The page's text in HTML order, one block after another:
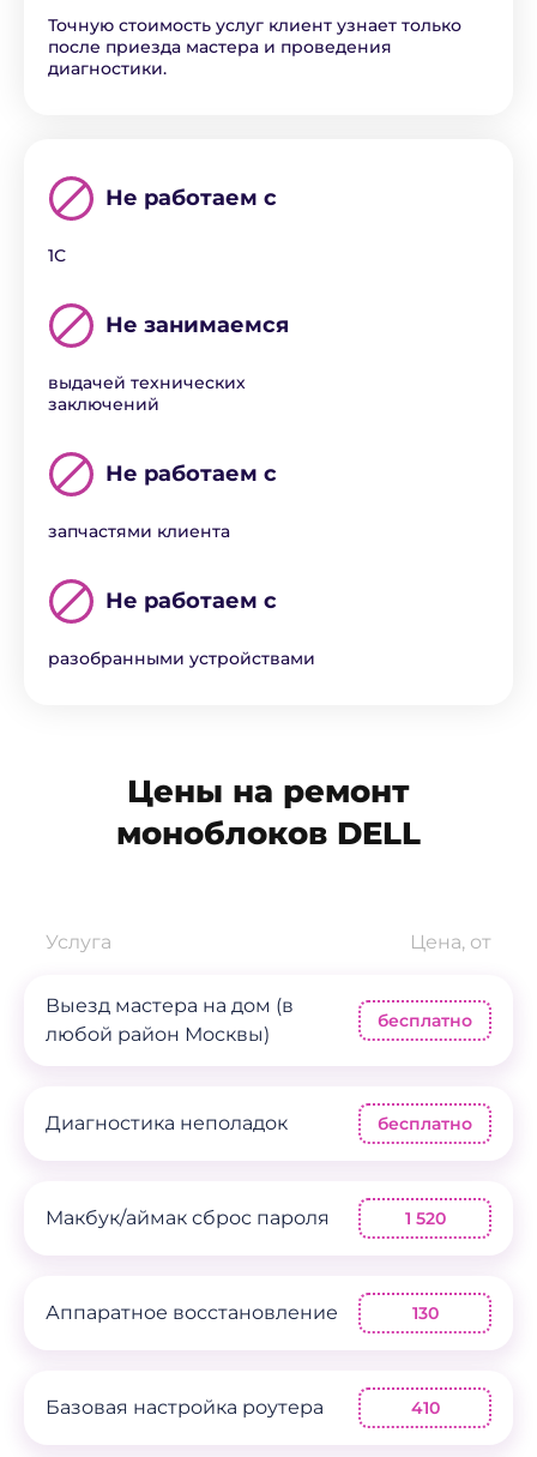
Точную стоимость услуг клиент узнает только
после приезда мастера и проведения
диагностики.
Не работаем с
1С
Не занимаемся
выдачей технических
заключений
Не работаем с
запчастями клиента
Не работаем с
разобранными устройствами
Цены на ремонт
моноблоков DELL
Услуга Цена, от
Выезд мастера на дом (в
любой район Москвы)
бесплатно
Диагностика неполадок бесплатно
Mакбук/аймак сброс пароля 1 520
Аппаратное восстановление 130
Базовая настройка роутера 410